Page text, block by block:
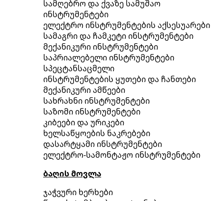
სამღებრო და ქვაზე სამუშაო
ინსტრუმენტები
ელექტრო ინსტრუმენტების აქსესუარები
სამაგრი და ჩამკეტი ინსტრუმენტები
მექანიკური ინსტრუმენტები
საპრიალებელი ინსტრუმენტები
სპეცტანსაცმელი
ინსტრუმენტების ყუთები და ჩანთები
მექანიკური ამწეები
სახრახნი ინსტრუმენტები
საზომი ინსტრუმენტები
კიბეები და ურიკები
ხელსაწყოების ნაკრებები
დასარტყამი ინსტრუმენტები
ელექტრო-სამონტაჟო ინსტრუმენტები
ბაღის მოვლა
ჯაჭვური ხერხები